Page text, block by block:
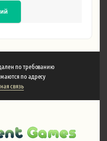
по требованию
по адресу
связь